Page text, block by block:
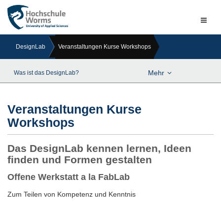
DesignLab Veranstaltungen Kurse Workshops
Was ist das DesignLab? Mehr
Veranstaltungen Kurse
Workshops
Das DesignLab kennen lernen, Ideen
finden und Formen gestalten
Offene Werkstatt a la FabLab
Zum Teilen von Kompetenz und Kenntnis